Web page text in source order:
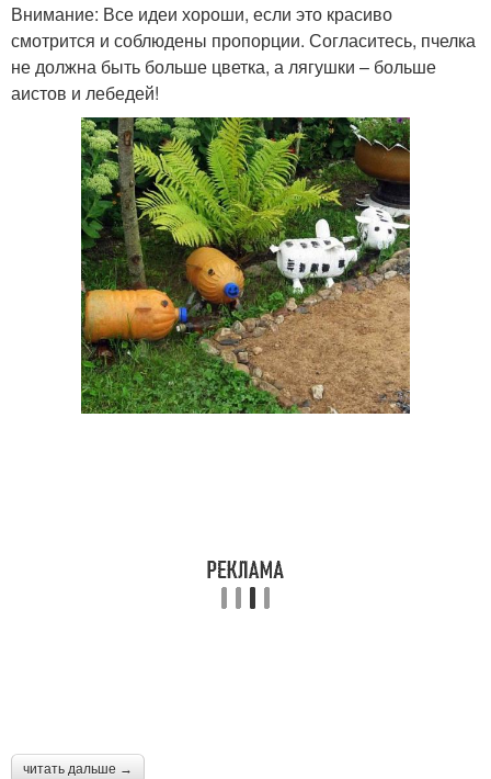
Внимание: Все идеи хороши, если это красиво
смотрится и соблюдены пропорции. Согласитесь, пчелка
не должна быть больше цветка, а лягушки – больше
аистов и лебедей!
читать дальше →